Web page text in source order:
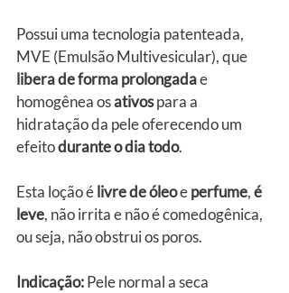
Possui uma tecnologia patenteada,
MVE (Emulsão Multivesicular), que
libera de forma prolongada e
homogênea os ativos para a
hidratação da pele oferecendo um
efeito durante o dia todo.
Esta loção é livre de óleo e perfume, é
leve, não irrita e não é comedogênica,
ou seja, não obstrui os poros.
Indicação: Pele normal a seca